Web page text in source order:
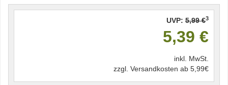
UVP: 5,99 €3
5,39 €
inkl. MwSt.
zzgl. Versandkosten ab 5,99€